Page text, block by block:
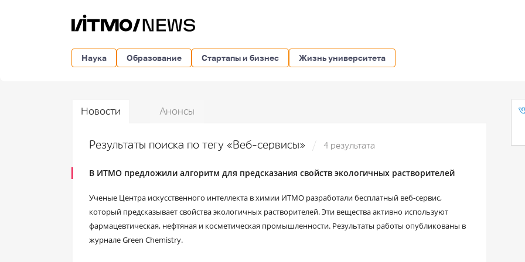
Наука Образование Стартапы и бизнес Жизнь университета
Новости Анонсы
Результаты поиска по тегу «Веб-сервисы» 4 результата
В ИТМО предложили алгоритм для предсказания свойств экологичных растворителей
Ученые Центра искусственного интеллекта в химии ИТМО разработали бесплатный веб-сервис,
который предсказывает свойства экологичных растворителей. Эти вещества активно используют
фармацевтическая, нефтяная и косметическая промышленности. Результаты работы опубликованы в
журнале Green Chemistry.